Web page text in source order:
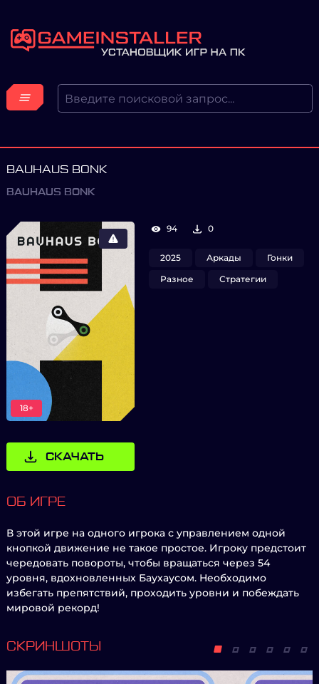
BAUHAUS BONK
BAUHAUS BONK
18+
СКАЧАТЬ
94 0
2025 Аркады
Гонки
Разное
Стратегии
ОБ ИГРЕ
В этой игре на одного игрока с управлением одной
кнопкой движение не такое простое. Игроку предстоит
чередовать повороты, чтобы вращаться через 54
уровня, вдохновленных Баухаусом. Необходимо
избегать препятствий, проходить уровни и побеждать
мировой рекорд!
СКРИНШОТЫ